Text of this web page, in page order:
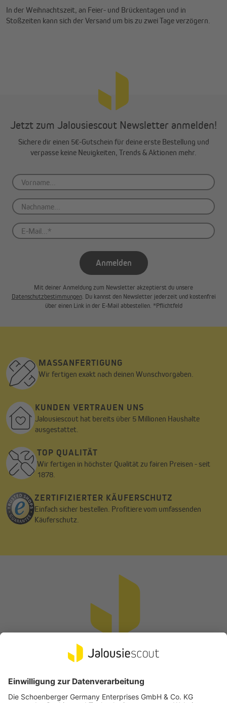
In der Weihnachtszeit, an Feier- und Brückentagen und in
Stoßzeiten kann sich der Versand um bis zu zwei Tage verzögern.
Jetzt zum Jalousiescout Newsletter anmelden!
Sichere dir einen 5€-Gutschein für deine erste Bestellung und
verpasse keine Neuigkeiten, Trends & Aktionen mehr.
Anmelden
Mit deiner Anmeldung zum Newsletter akzeptierst du unsere
Datenschutzbestimmungen. Du kannst den Newsletter jederzeit und kostenfrei
über einen Link in der E-Mail abbestellen. *Pflichtfeld
MASSANFERTIGUNG
Wir fertigen exakt nach deinen Wunschvorgaben.
KUNDEN VERTRAUEN UNS
Jalousiescout hat bereits über 5 Millionen Haushalte
ausgestattet.
TOP QUALITÄT
Wir fertigen in höchster Qualität zu fairen Preisen - seit
1878.
ZERTIFIZIERTER KÄUFERSCHUTZ
Einfach sicher bestellen. Profitiere vom umfassenden
Käuferschutz.